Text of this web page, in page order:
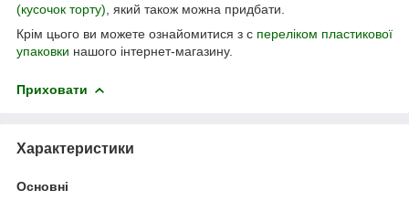
(кусочок торту) , який також можна придбати.
Крім цього ви можете ознайомитися з с переліком пластикової
упаковки нашого інтернет-магазину.
Приховати
Характеристики
Основні